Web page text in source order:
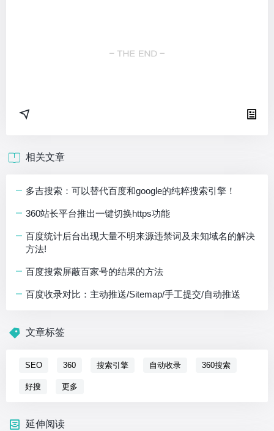
相关文章
多吉搜索：可以替代百度和google的纯粹搜索引擎！
360站长平台推出一键切换https功能
百度统计后台出现大量不明来源违禁词及未知域名的解决
方法!
百度搜索屏蔽百家号的结果的方法
百度收录对比：主动推送/Sitemap/手工提交/自动推送
文章标签
SEO 360 搜索引擎 自动收录 360搜索
好搜 更多
延伸阅读